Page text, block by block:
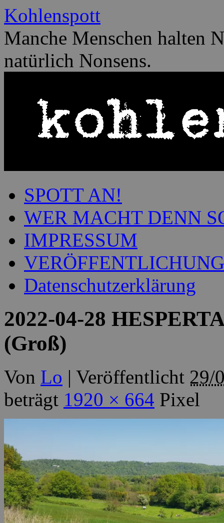
Zum
Inhalt
springen
Kohlenspott
Manche Menschen halten
natürlich Nonsens.
SPOTT AN!
WER MACHT DENN
IMPRESSUM
Datenschutzerklärung
2022-04-28
(Groß)
Von Lo | Veröffentlicht 29/
beträgt 1920 × 664 Pixel